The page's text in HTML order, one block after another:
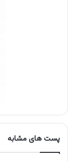
پست های مشابه